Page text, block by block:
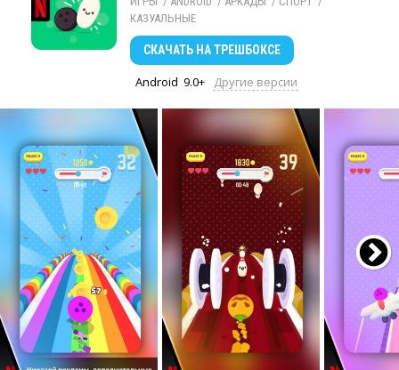
КАЗУАЛЬНЫЕ
СКАЧАТЬ НА ТРЕШБОКСЕ
Android 9.0+ Другие версии